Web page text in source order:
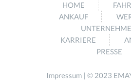
HOME
ANKAUF
KARRIERE
PRESSE
Impressum | © 2023